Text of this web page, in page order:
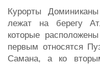
Курорты
лежат на берегу
которые
первым относятся
Самана, а ко